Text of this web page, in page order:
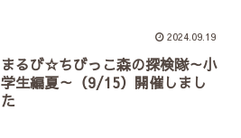
2024.09.19
まるび☆ちびっこ森の探検隊～小
学生編夏～（9/15）開催しまし
た